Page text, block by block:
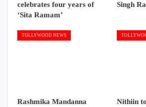
celebrates four years of
‘Sita Ramam’
Singh
TOLLYWOOD NEWS
Rashmika Mandanna
Nithiin